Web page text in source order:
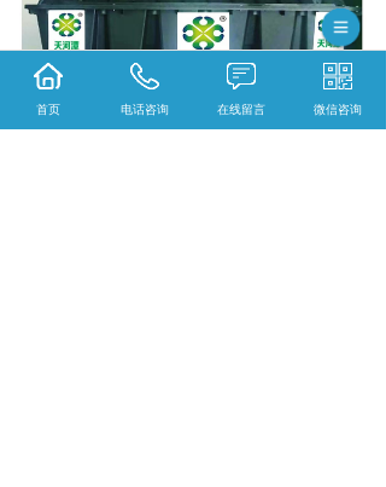
首页 电话咨询 在线留言 微信咨询